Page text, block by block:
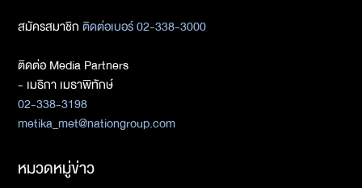
สมัครสมาชิกติดต่อเบอร์ 02-338-3000
ติดต่อ Media Partners
- เมธิกา เมธาพิทักษ์
02-338-3198
metika_met@nationgroup.com
หมวดหมู่ข่าว